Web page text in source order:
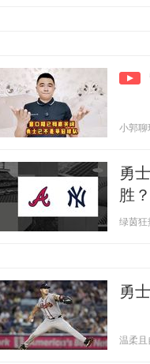
小郭
勇
胜？
绿茵
勇
温柔